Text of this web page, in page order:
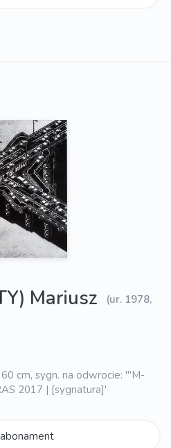
Mariusz
(ur. 1978,
cm, sygn. na odwrocie: '"M-
2017 | [sygnatura]'